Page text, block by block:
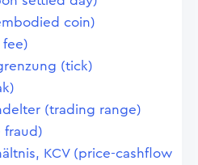
coin)
(tick)
(trading range)
fraud)
KCV (price-cashflow